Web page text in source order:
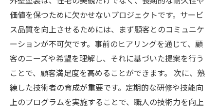
価値を保つために欠かせないプロジェクトです。サービ
ス品質を向上させるためには、まず顧客とのコミュニケ
ーションが不可欠です。事前のヒアリングを通じて、顧
客のニーズや希望を理解し、それに基づいた提案を行う
ことで、顧客満足度を高めることができます。 次に、熟
練した技術者の育成が重要です。定期的な研修や技能向
上のプログラムを実施することで、職人の技術力を向上